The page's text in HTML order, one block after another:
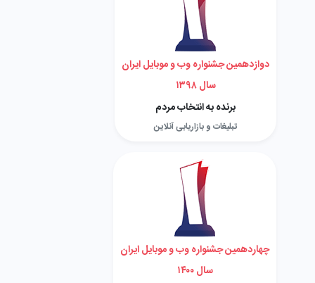
دوازدهمین جشنواره وب و موبایل ایران
سال ۱۳۹۸
برنده به انتخاب مردم
تبلیغات و بازاریابی آنلاین
چهاردهمین جشنواره وب و موبایل ایران
سال ۱۴۰۰